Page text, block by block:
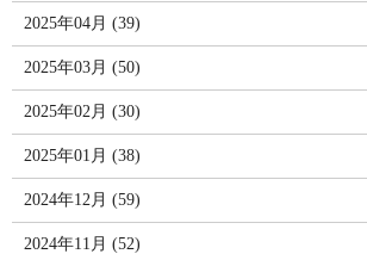
2025年04月 (39)
2025年03月 (50)
2025年02月 (30)
2025年01月 (38)
2024年12月 (59)
2024年11月 (52)